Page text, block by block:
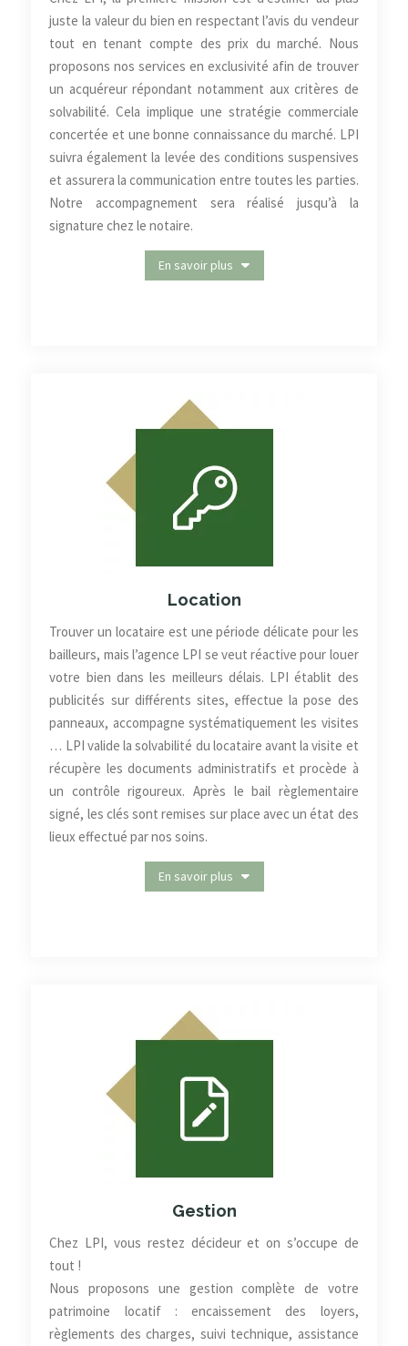
juste la valeur du bien en respectant l’avis du vendeur
tout en tenant compte des prix du marché. Nous
proposons nos services en exclusivité afin de trouver
un acquéreur répondant notamment aux critères de
solvabilité. Cela implique une stratégie commerciale
concertée et une bonne connaissance du marché. LPI
suivra également la levée des conditions suspensives
et assurera la communication entre toutes les parties.
Notre accompagnement sera réalisé jusqu’à la
signature chez le notaire.
En savoir plus
Location
Trouver un locataire est une période délicate pour les
bailleurs, mais l’agence LPI se veut réactive pour louer
votre bien dans les meilleurs délais. LPI établit des
publicités sur différents sites, effectue la pose des
panneaux, accompagne systématiquement les visites
… LPI valide la solvabilité du locataire avant la visite et
récupère les documents administratifs et procède à
un contrôle rigoureux. Après le bail règlementaire
signé, les clés sont remises sur place avec un état des
lieux effectué par nos soins.
En savoir plus
Gestion
Chez LPI, vous restez décideur et on s’occupe de
tout !
Nous proposons une gestion complète de votre
patrimoine locatif : encaissement des loyers,
règlements des charges, suivi technique, assistance